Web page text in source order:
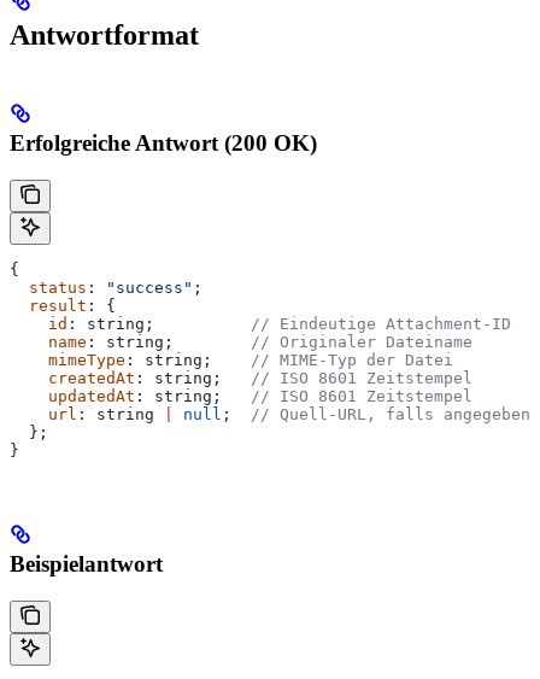
Antwortformat
Erfolgreiche Antwort (200 OK)
{
  status
: "success" ;
  result
: {
    id
: string ;
// Eindeutige Attachment-ID
    name
: string ;
// Originaler Dateiname
    mimeType
: string ;
// MIME-Typ der Datei
    createdAt
: string ;
// ISO 8601 Zeitstempel
    updatedAt
: string ;
// ISO 8601 Zeitstempel
    url
: string null ;
// Quell-URL, falls angegeben
  };
}
Beispielantwort